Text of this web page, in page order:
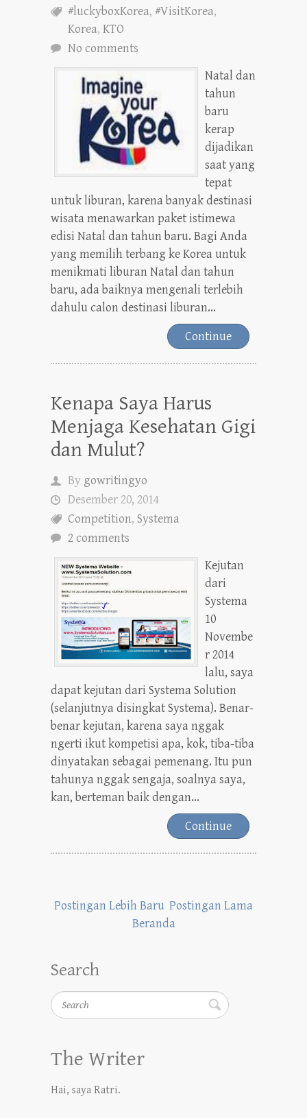
#luckyboxKorea, #VisitKorea,
Korea, KTO
No comments
Natal dan
tahun
baru
kerap
dijadikan
saat yang
tepat
untuk liburan, karena banyak destinasi
wisata menawarkan paket istimewa
edisi Natal dan tahun baru. Bagi Anda
yang memilih terbang ke Korea untuk
menikmati liburan Natal dan tahun
baru, ada baiknya mengenali terlebih
dahulu calon destinasi liburan...
Continue
Kenapa Saya Harus
Menjaga Kesehatan Gigi
dan Mulut?
By gowritingyo
Desember 20, 2014
Competition, Systema
2 comments
Kejutan
dari
Systema
10
Novembe
r 2014
lalu, saya
dapat kejutan dari Systema Solution
(selanjutnya disingkat Systema). Benar-
benar kejutan, karena saya nggak
ngerti ikut kompetisi apa, kok, tiba-tiba
dinyatakan sebagai pemenang. Itu pun
tahunya nggak sengaja, soalnya saya,
kan, berteman baik dengan...
Continue
Postingan Lebih Baru Postingan Lama
Beranda
Search
Search
The Writer
Hai, saya Ratri.